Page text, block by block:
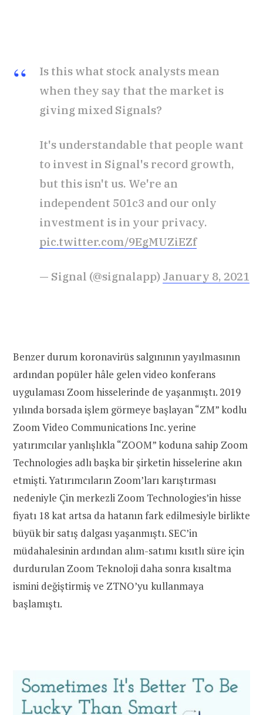
Is this what stock analysts mean
when they say that the market is
giving mixed Signals?
It's understandable that people want
to invest in Signal's record growth,
but this isn't us. We're an
independent 501c3 and our only
investment is in your privacy.
pic.twitter.com/9EgMUZiEZf
— Signal (@signalapp) January 8, 2021
Benzer durum koronavirüs salgınının yayılmasının
ardından popüler hâle gelen video konferans
uygulaması Zoom hisselerinde de yaşanmıştı. 2019
yılında borsada işlem görmeye başlayan “ZM” kodlu
Zoom Video Communications Inc. yerine
yatırımcılar yanlışlıkla “ZOOM” koduna sahip Zoom
Technologies adlı başka bir şirketin hisselerine akın
etmişti. Yatırımcıların Zoom’ları karıştırması
nedeniyle Çin merkezli Zoom Technologies’in hisse
fiyatı 18 kat artsa da hatanın fark edilmesiyle birlikte
büyük bir satış dalgası yaşanmıştı. SEC’in
müdahalesinin ardından alım-satımı kısıtlı süre için
durdurulan Zoom Teknoloji daha sonra kısaltma
ismini değiştirmiş ve ZTNO’yu kullanmaya
başlamıştı.